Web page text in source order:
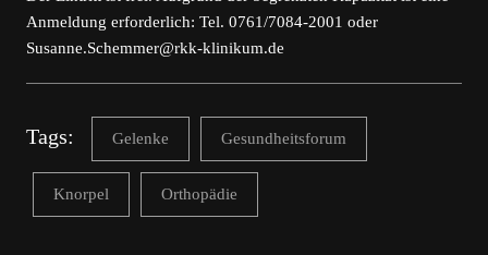
Anmeldung erforderlich: Tel. 0761/7084-2001 oder
Susanne.Schemmer@rkk-klinikum.de
Tags: Gelenke Gesundheitsforum
Knorpel Orthopädie